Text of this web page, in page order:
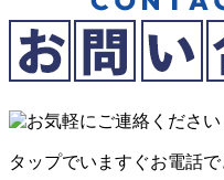
タップでいますぐお電話で